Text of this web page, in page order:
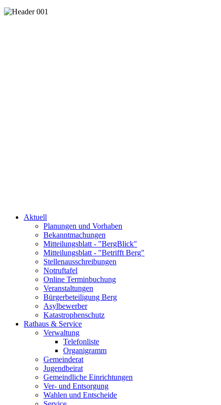
Aktuell
Planungen und Vorhaben
Bekanntmachungen
Mitteilungsblatt - "BergBlick"
Mitteilungsblatt - "Betrifft Berg"
Stellenausschreibungen
Notruftafel
Online Terminbuchung
Veranstaltungen
Bürgerbeteiligung Berg
Asylbewerber
Katastrophenschutz
Rathaus & Service
Verwaltung
Telefonliste
Organigramm
Gemeinderat
Jugendbeirat
Gemeindliche Einrichtungen
Ver- und Entsorgung
Wahlen und Entscheide